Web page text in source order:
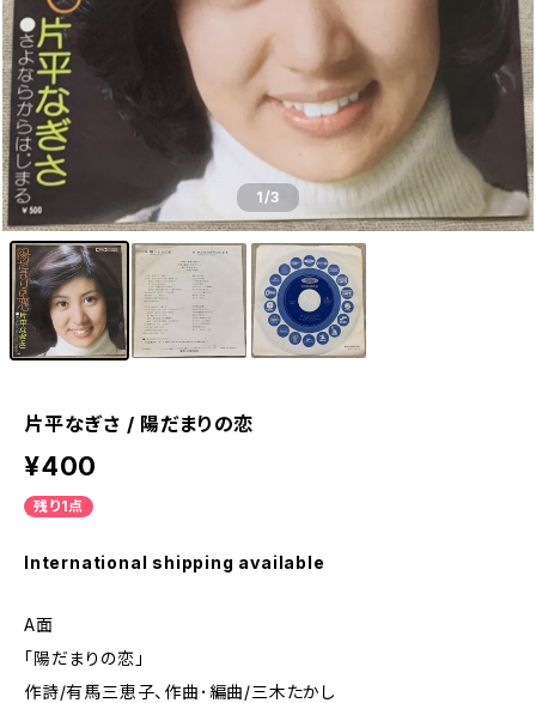
1/3
片平なぎさ / 陽だまりの恋
¥400
残り1点
International shipping available
A面
「陽だまりの恋」
作詩/有馬三恵子、作曲･編曲/三木たかし